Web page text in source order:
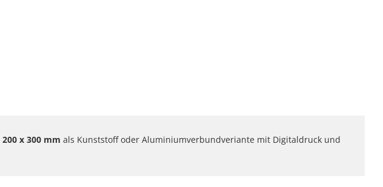
200 x 300 mm als Kunststoff oder Aluminiumverbundveriante mit Digitaldruck und